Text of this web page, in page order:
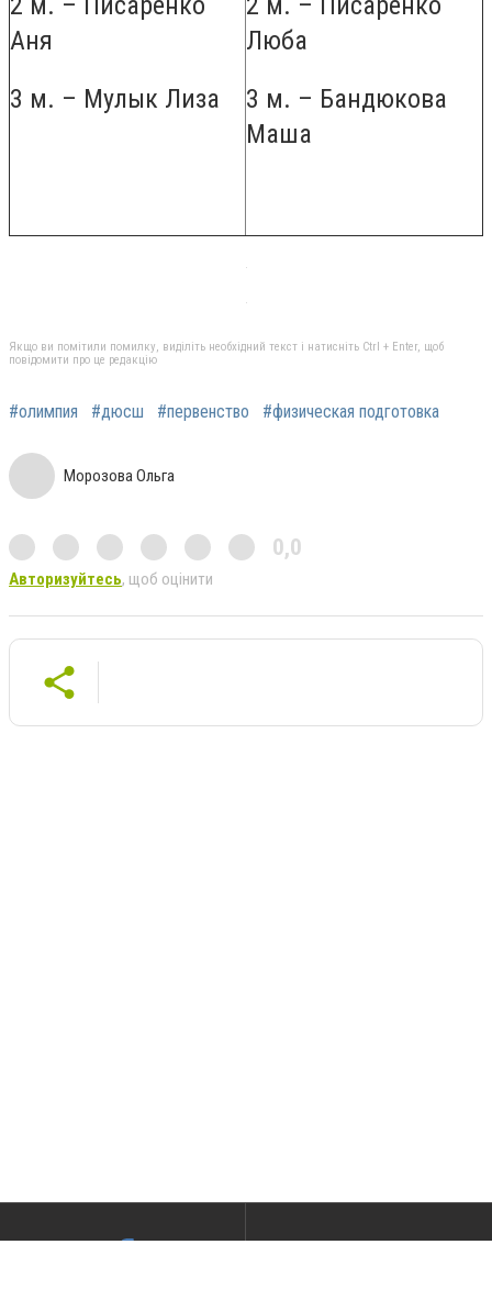
Аня
3 м. – Мулык Лиза
Люба
3 м. – Бандюкова
Маша
Якщо ви помітили помилку, виділіть необхідний текст і натисніть Ctrl + Enter, щоб
повідомити про це редакцію
#олимпия #дюсш #первенство #физическая подготовка
Морозова Ольга
0,0
Авторизуйтесь, щоб оцінити